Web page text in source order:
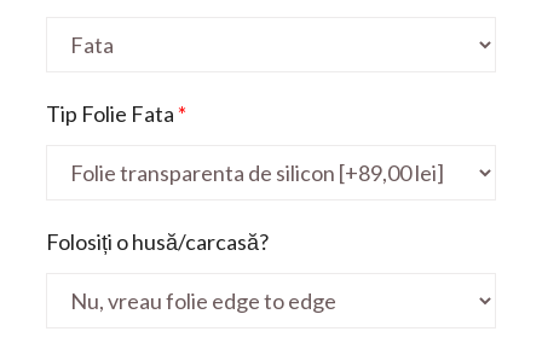
Tip Folie Fata *
Folosiți o husă/carcasă?